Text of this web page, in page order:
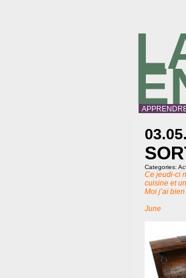
Categories:
Ce jeudi-ci
cuisine et
Moi j’ai
June